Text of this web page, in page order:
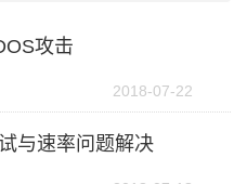
攻击
2018-07-22
与速率问题解决